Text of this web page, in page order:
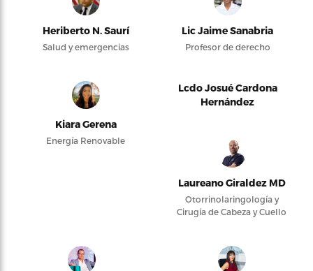
Heriberto N. Saurí
Salud y emergencias
Lic Jaime Sanabria
Profesor de derecho
Kiara Gerena
Energía Renovable
Lcdo Josué Cardona
Hernández
Laureano Giraldez MD
Otorrinolaringología y
Cirugía de Cabeza y Cuello